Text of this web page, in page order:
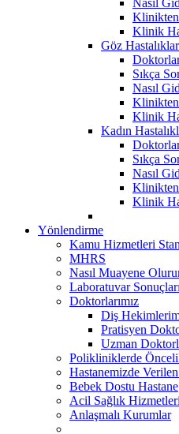
Klinik
Göz
Sıkça
Nasıl
Klinik
Kadın
Sıkça
Nasıl
Klinik
Yönlendirme
Kamu Hizmetleri
MHRS
Nasıl Muayene
Laboratuvar Sonuçları
Doktorlarımız
Diş
Pratisyen
Uzman
Polikliniklerde
Hastanemizde
Bebek Dostu Hastane
Acil Sağlık Hizmetleri
Anlaşmalı Kurumlar